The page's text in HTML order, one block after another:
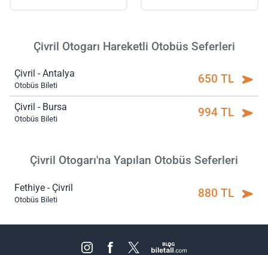
Çivril Otogarı Hareketli Otobüs Seferleri
Çivril - Antalya
Otobüs Bileti 650 TL
Çivril - Bursa
Otobüs Bileti 994 TL
Çivril Otogarı'na Yapılan Otobüs Seferleri
Fethiye - Çivril
Otobüs Bileti 880 TL